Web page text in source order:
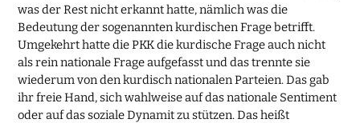
was der Rest nicht erkannt hatte, nämlich was die
Bedeutung der sogenannten kurdischen Frage betrifft.
Umgekehrt hatte die PKK die kurdische Frage auch nicht
als rein nationale Frage aufgefasst und das trennte sie
wiederum von den kurdisch nationalen Parteien. Das gab
ihr freie Hand, sich wahlweise auf das nationale Sentiment
oder auf das soziale Dynamit zu stützen. Das heißt